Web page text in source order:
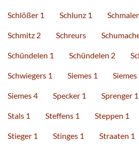
Schlößer 1 Schlunz 1
Schmitz 2 Schreurs
Schündelen 1 Schündelen 2
Schwiegers 1 Siemes 1 Siemes
Siemes 4 Specker 1 Sprenger 1
Stals 1 Steffens 1 Steppen 1
Stieger 1 Stinges 1 Straaten 1